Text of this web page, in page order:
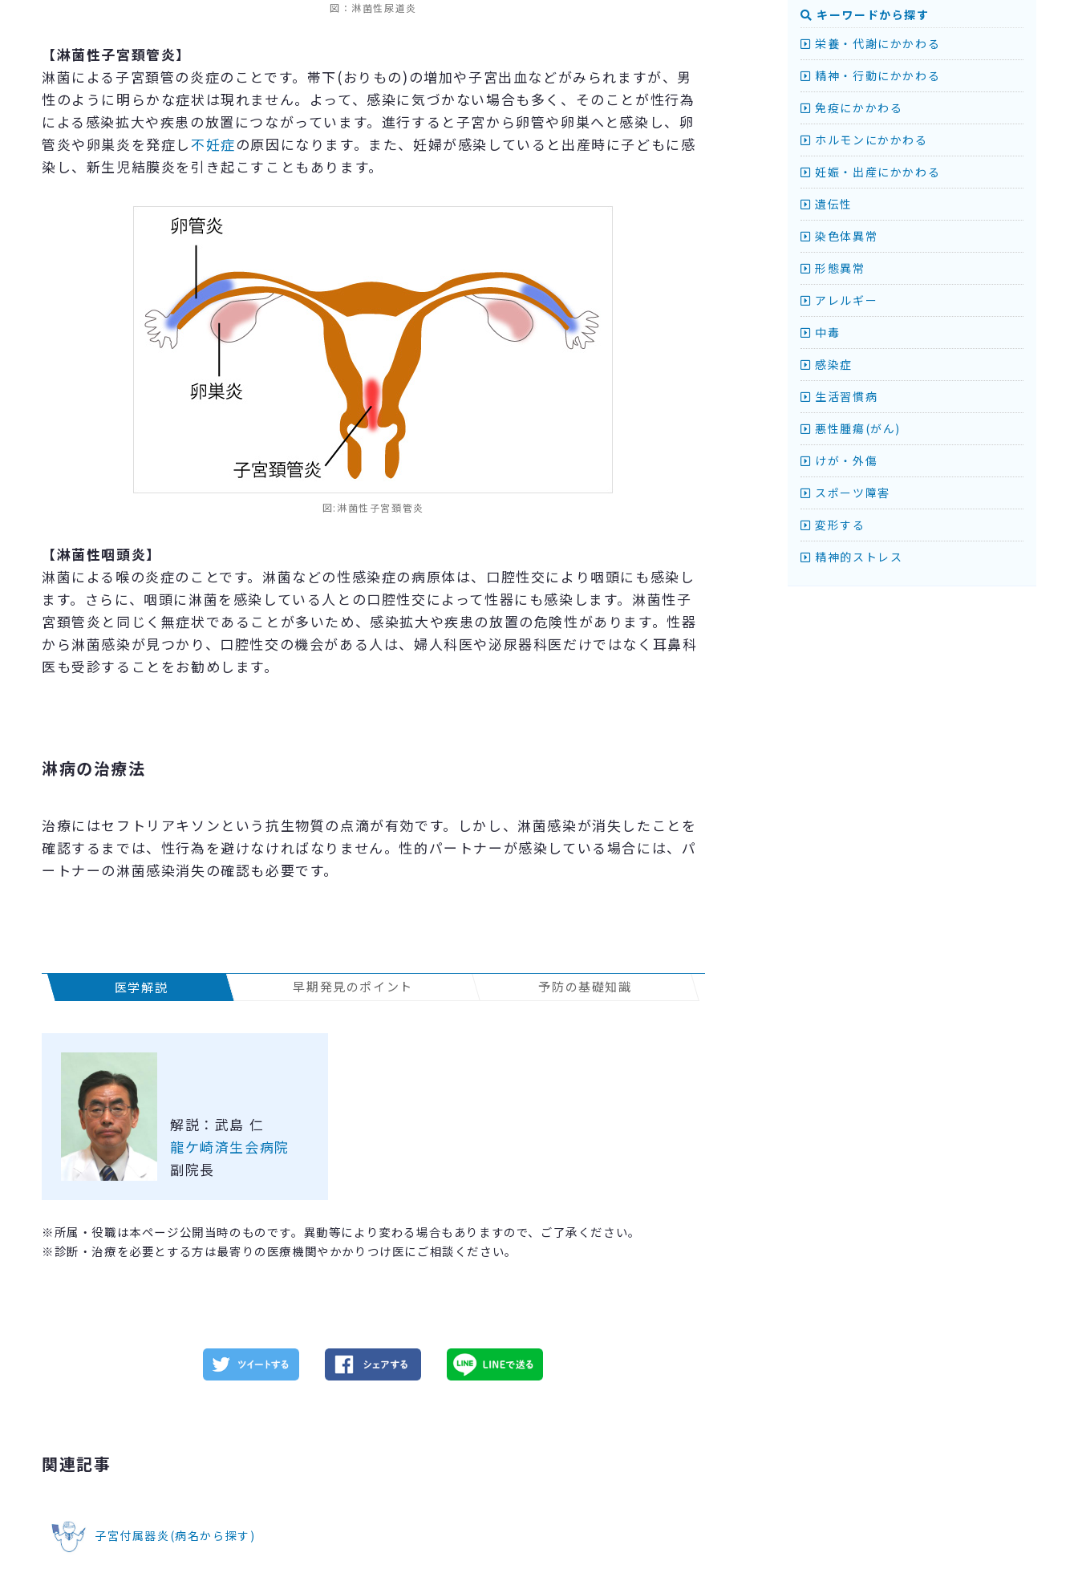
図：淋菌性尿道炎
【淋菌性子宮頚管炎】
淋菌による子宮頚管の炎症のことです。帯下(おりもの)の増加や子宮出血などがみられますが、男
性のように明らかな症状は現れません。よって、感染に気づかない場合も多く、そのことが性行為
による感染拡大や疾患の放置につながっています。進行すると子宮から卵管や卵巣へと感染し、卵
管炎や卵巣炎を発症し不妊症の原因になります。また、妊婦が感染していると出産時に子どもに感
染し、新生児結膜炎を引き起こすこともあります。
図:淋菌性子宮頚管炎
【淋菌性咽頭炎】
淋菌による喉の炎症のことです。淋菌などの性感染症の病原体は、口腔性交により咽頭にも感染し
ます。さらに、咽頭に淋菌を感染している人との口腔性交によって性器にも感染します。淋菌性子
宮頚管炎と同じく無症状であることが多いため、感染拡大や疾患の放置の危険性があります。性器
から淋菌感染が見つかり、口腔性交の機会がある人は、婦人科医や泌尿器科医だけではなく耳鼻科
医も受診することをお勧めします。
淋病の治療法
治療にはセフトリアキソンという抗生物質の点滴が有効です。しかし、淋菌感染が消失したことを
確認するまでは、性行為を避けなければなりません。性的パートナーが感染している場合には、パ
ートナーの淋菌感染消失の確認も必要です。
医学解説 早期発見のポイント 予防の基礎知識
解説：武島 仁
龍ケ崎済生会病院
副院長
※所属・役職は本ページ公開当時のものです。異動等により変わる場合もありますので、ご了承ください。
※診断・治療を必要とする方は最寄りの医療機関やかかりつけ医にご相談ください。
関連記事
子宮付属器炎(病名から探す)
キーワードから探す
栄養・代謝にかかわる
精神・行動にかかわる
免疫にかかわる
ホルモンにかかわる
妊娠・出産にかかわる
遺伝性
染色体異常
形態異常
アレルギー
中毒
感染症
生活習慣病
悪性腫瘍(がん)
けが・外傷
スポーツ障害
変形する
精神的ストレス